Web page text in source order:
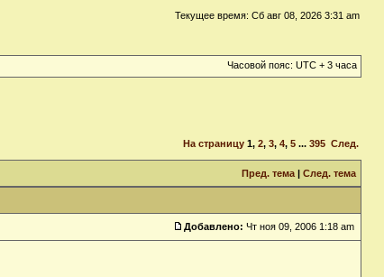
Текущее время: Сб авг 08, 2026 3:31 am
Часовой пояс: UTC + 3 часа
На страницу 1, 2, 3, 4, 5 ... 395 След.
Пред. тема | След. тема
Добавлено: Чт ноя 09, 2006 1:18 am